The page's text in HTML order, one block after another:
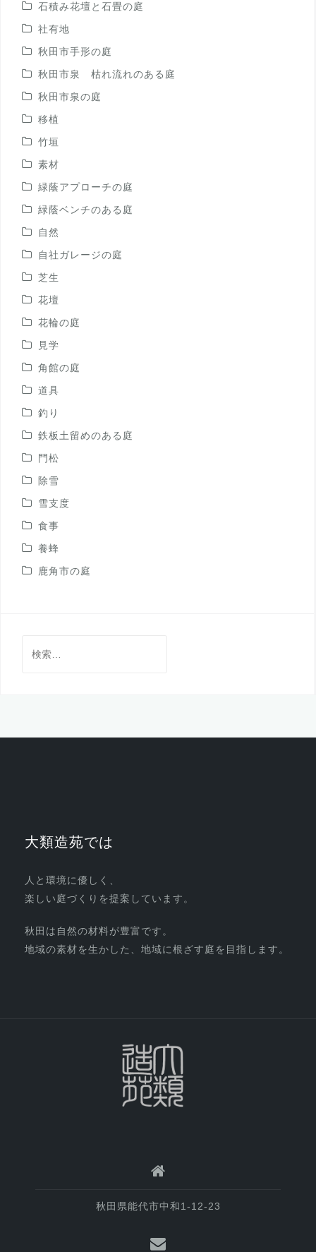
石積み花壇と石畳の庭
社有地
秋田市手形の庭
秋田市泉 枯れ流れのある庭
秋田市泉の庭
移植
竹垣
素材
緑蔭アプローチの庭
緑蔭ベンチのある庭
自然
自社ガレージの庭
芝生
花壇
花輪の庭
見学
角館の庭
道具
釣り
鉄板土留めのある庭
門松
除雪
雪支度
食事
養蜂
鹿角市の庭
索:
大類造苑では
人と環境に優しく、
楽しい庭づくりを提案しています。
秋田は自然の材料が豊富です。
地域の素材を生かした、地域に根ざす庭を目指します。
秋田県能代市中和1-12-23